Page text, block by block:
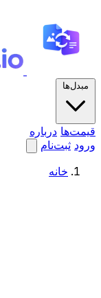
مبدل‌ها
قیمت‌ها درباره
ورود ثبت‌نام
خانه